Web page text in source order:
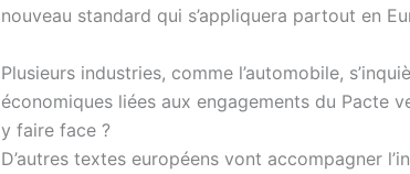
nouveau standard qui s’appliquera partout en
Plusieurs industries, comme l’automobile,
économiques liées aux engagements du Pacte
y faire face ?
D’autres textes européens vont accompagner